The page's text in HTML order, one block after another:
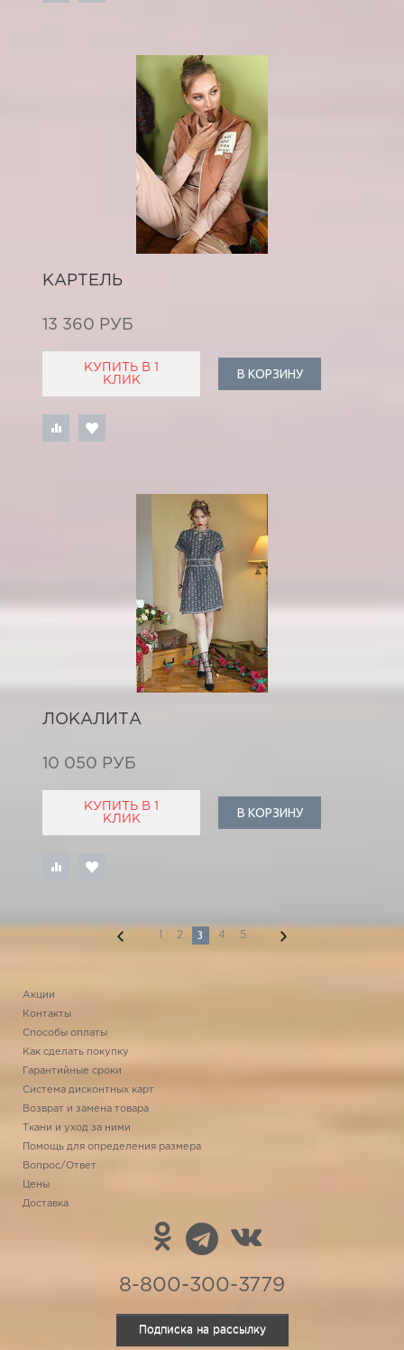
КАРТЕЛЬ
13 360 РУБ
КУПИТЬ В 1
КЛИК
В КОРЗИНУ
ЛОКАЛИТА
10 050 РУБ
КУПИТЬ В 1
КЛИК
В КОРЗИНУ
1 2 3 4 5
Акции
Контакты
Способы оплаты
Как сделать покупку
Гарантийные сроки
Система дисконтных карт
Возврат и замена товара
Ткани и уход за ними
Помощь для определения размера
Вопрос/Ответ
Цены
Доставка
8-800-300-3779
Подписка на рассылку